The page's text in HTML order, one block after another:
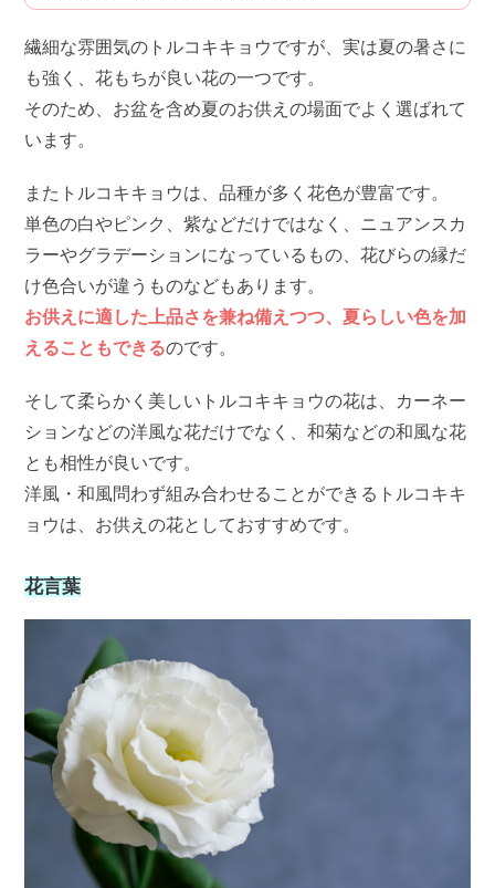
繊細な雰囲気のトルコキキョウですが、実は夏の暑さに
も強く、花もちが良い花の一つです。
そのため、お盆を含め夏のお供えの場面でよく選ばれて
います。
またトルコキキョウは、品種が多く花色が豊富です。
単色の白やピンク、紫などだけではなく、ニュアンスカ
ラーやグラデーションになっているもの、花びらの縁だ
け色合いが違うものなどもあります。
お供えに適した上品さを兼ね備えつつ、夏らしい色を加
えることもできるのです。
そして柔らかく美しいトルコキキョウの花は、カーネー
ションなどの洋風な花だけでなく、和菊などの和風な花
とも相性が良いです。
洋風・和風問わず組み合わせることができるトルコキキ
ョウは、お供えの花としておすすめです。
花言葉